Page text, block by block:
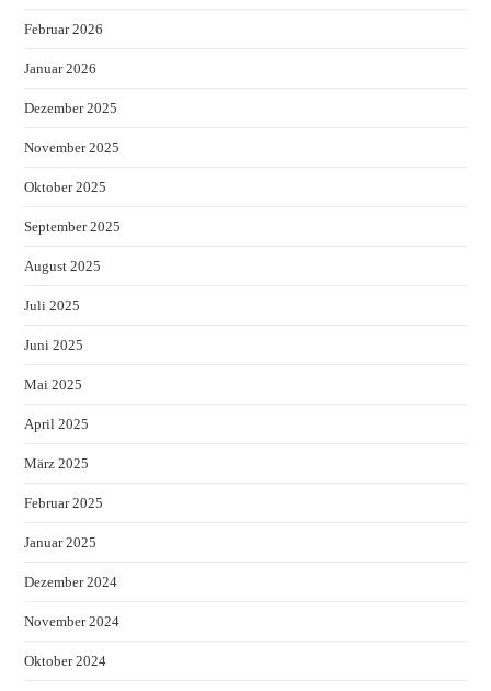
Februar 2026
Januar 2026
Dezember 2025
November 2025
Oktober 2025
September 2025
August 2025
Juli 2025
Juni 2025
Mai 2025
April 2025
März 2025
Februar 2025
Januar 2025
Dezember 2024
November 2024
Oktober 2024